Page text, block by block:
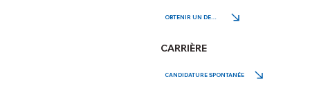
OBTENIR UN DEVIS
CARRIÈRE
CANDIDATURE SPONTANÉE